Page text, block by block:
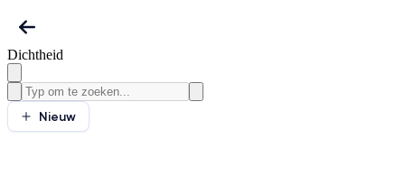
Dichtheid
Nieuw